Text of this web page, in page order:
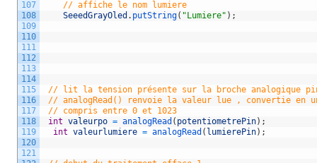
107
108
109
110
111
112
113
114
115
116
117
118
119
120
121
// affiche le nom lumiere
SeeedGrayOled . putString( "Lumiere" ) ;
// lit la tension présente sur la broche analogique
// analogRead() renvoie la valeur lue , convertie en
// compris entre 0 et 1023
int valeurpo = analogRead ( potentiometrePin) ;
int valeurlumiere = analogRead ( lumierePin) ;